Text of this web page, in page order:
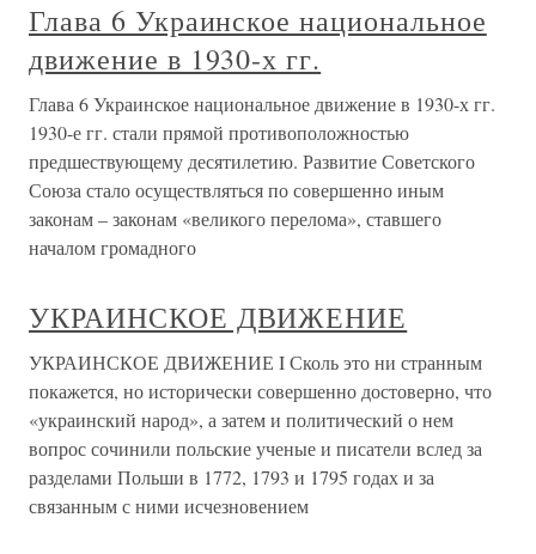
Глава 6 Украинское национальное
движение в 1930-х гг.
Глава 6 Украинское национальное движение в 1930-х гг.
1930-е гг. стали прямой противоположностью
предшествующему десятилетию. Развитие Советского
Союза стало осуществляться по совершенно иным
законам – законам «великого перелома», ставшего
началом громадного
УКРАИНСКОЕ ДВИЖЕНИЕ
УКРАИНСКОЕ ДВИЖЕНИЕ I Сколь это ни странным
покажется, но исторически совершенно достоверно, что
«украинский народ», а затем и политический о нем
вопрос сочинили польские ученые и писатели вслед за
разделами Польши в 1772, 1793 и 1795 годах и за
связанным с ними исчезновением